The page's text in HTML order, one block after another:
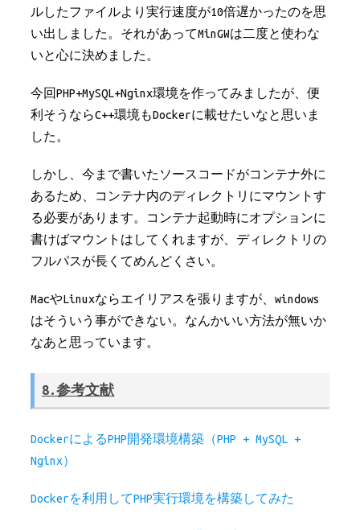
ルしたファイルより実行速度が10倍遅かったのを思
い出しました。それがあってMinGWは二度と使わな
いと心に決めました。
今回PHP+MySQL+Nginx環境を作ってみましたが、便
利そうならC++環境もDockerに載せたいなと思いま
した。
しかし、今まで書いたソースコードがコンテナ外に
あるため、コンテナ内のディレクトリにマウントす
る必要があります。コンテナ起動時にオプションに
書けばマウントはしてくれますが、ディレクトリの
フルパスが長くてめんどくさい。
MacやLinuxならエイリアスを張りますが、windows
はそういう事ができない。なんかいい方法が無いか
なあと思っています。
8.参考文献
DockerによるPHP開発環境構築（PHP + MySQL +
Nginx）
Dockerを利用してPHP実行環境を構築してみた